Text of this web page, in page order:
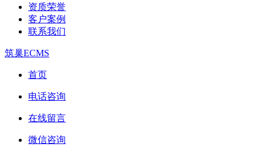
资质荣誉
客户案例
联系我们
筑巢ECMS
首页
电话咨询
在线留言
微信咨询